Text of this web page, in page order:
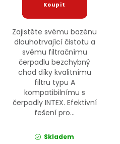
Zajistěte svému bazénu
dlouhotrvající čistotu a
svému filtračnímu
čerpadlu bezchybný
chod díky kvalitnímu
filtru typu A
kompatibilnímu s
čerpadly INTEX. Efektivní
řešení pro...
Skladem